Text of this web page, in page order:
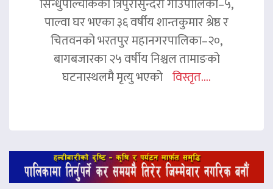
पाल्वा घर भएका ३६ वर्षीय शान्तकुमार श्रेष्ठ र
चितवनको भरतपुर महानगरपालिका–२०,
बागबजारका २५ वर्षीय निश्चल तामाङको
घटनास्थलमै मृत्यु भएको विस्तृत....